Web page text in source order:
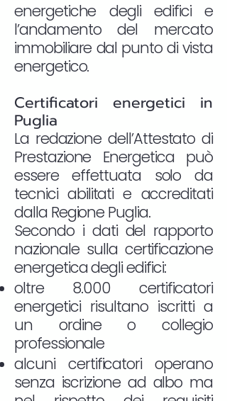
energetiche degli edifici e
l’andamento del mercato
immobiliare dal punto di vista
energetico.
Certificatori energetici in
Puglia
La redazione dell’Attestato di
Prestazione Energetica può
essere effettuata solo da
tecnici abilitati e accreditati
dalla Regione Puglia.
Secondo i dati del rapporto
nazionale sulla certificazione
energetica degli edifici:
oltre 8.000 certificatori
energetici risultano iscritti a
un ordine o collegio
professionale
alcuni certificatori operano
senza iscrizione ad albo ma